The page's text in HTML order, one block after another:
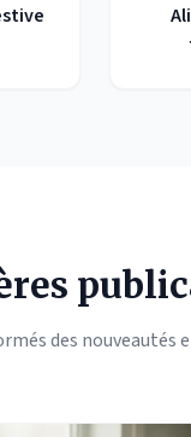
des nouveautés